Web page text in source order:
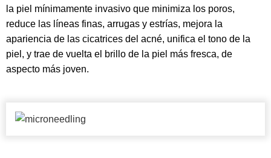
la piel mínimamente invasivo que minimiza los poros,
reduce las líneas finas, arrugas y estrías, mejora la
apariencia de las cicatrices del acné, unifica el tono de la
piel, y trae de vuelta el brillo de la piel más fresca, de
aspecto más joven.